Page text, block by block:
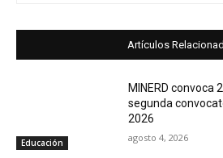
Artículos
Educación
MINERD convoca
segunda
2026
agosto 4, 2026